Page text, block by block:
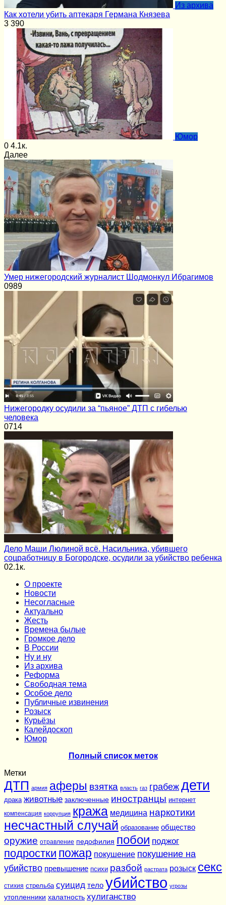
Из архива
Как хотели убить аптекаря Германа Князева
3 390
Юмор
0 4.1к.
Далее
Умер нижегородский журналист Шодмонкул Ибрагимов
0989
Нижегородку осудили за “пьяное” ДТП с гибелью
человека
0714
Дело Маши Люлиной всё. Насильника, убившего
соцработницу в Богородске, осудили за убийство ребенка
02.1к.
О проекте
Новости
Несогласные
Актуально
Жесть
Времена былые
Громкое дело
В России
Ну и ну
Из архива
Реформа
Cвободная тема
Особое дело
Публичные извинения
Розыск
Курьёзы
Калейдоскоп
Юмор
Полный список меток
Метки
ДТП армия аферы взятка власть газ грабеж дети
драка животные заключенные иностранцы интернет
компенсация коррупция кража медицина наркотики
несчастный случай образование общество
оружие отравление педофилия побои поджог
подростки пожар покушение покушение на
убийство превышение психи разбой растрата розыск секс
стихия стрельба суицид тело убийство угрозы
утопленники халатность хулиганство